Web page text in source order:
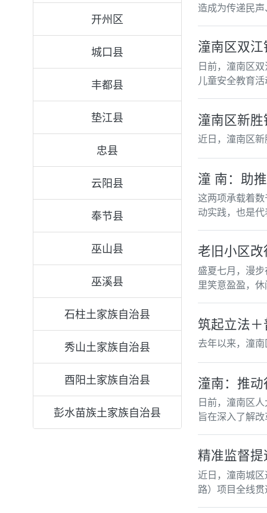
开州区
城口县
丰都县
垫江县
忠县
云阳县
奉节县
巫山县
巫溪县
石柱土家族自治县
秀山土家族自治县
酉阳土家族自治县
彭水苗族土家族自治县
造成为传递民
潼南区双
日前，潼南区
儿童安全教育
潼南区新
近日，潼南区
潼 南：
这两项承载着
动实践，也是
老旧小区改
盛夏七月，漫
里笑意盈盈，
筑起立法＋
去年以来，潼
潼南：推
日前，潼南区
旨在深入了解
精准监督
近日，潼南城
路）项目全线